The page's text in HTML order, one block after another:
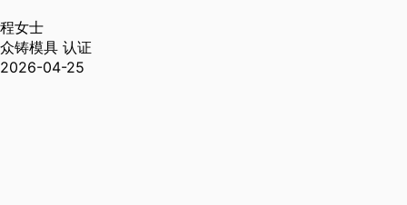
程女士
众铸模具 认证
2026-04-25